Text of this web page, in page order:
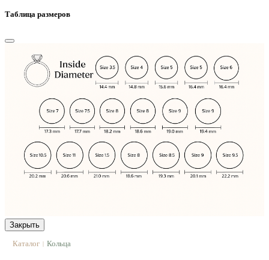
Таблица размеров
Закрыть
Каталог | Кольца